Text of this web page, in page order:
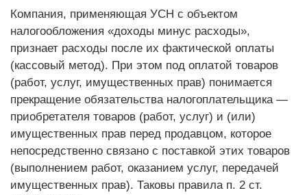
Компания, применяющая УСН с объектом
налогообложения «доходы минус расходы»,
признает расходы после их фактической оплаты
(кассовый метод). При этом под оплатой товаров
(работ, услуг, имущественных прав) понимается
прекращение обязательства налогоплательщика —
приобретателя товаров (работ, услуг) и (или)
имущественных прав перед продавцом, которое
непосредственно связано с поставкой этих товаров
(выполнением работ, оказанием услуг, передачей
имущественных прав). Таковы правила п. 2 ст.